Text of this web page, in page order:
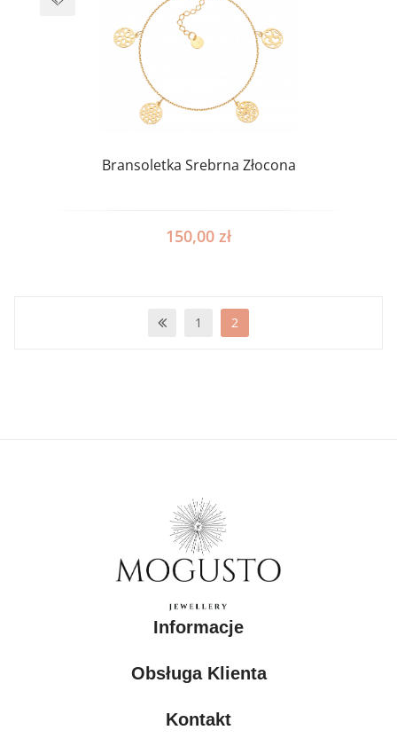
Bransoletka Srebrna Złocona
150,00 zł
1 2
Informacje
Obsługa Klienta
Kontakt